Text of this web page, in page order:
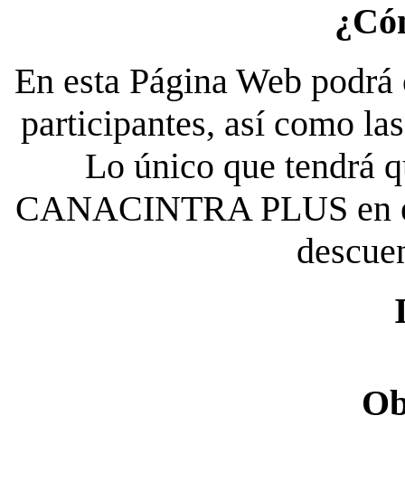
En esta Página Web
participantes, así como
Lo único que tendrá
CANACINTRA PLUS en